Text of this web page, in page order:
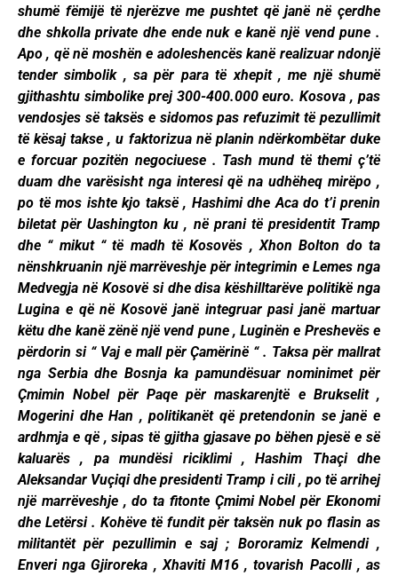
shumë fëmijë të njerëzve me pushtet që janë në çerdhe
dhe shkolla private dhe ende nuk e kanë një vend pune .
Apo , që në moshën e adoleshencës kanë realizuar ndonjë
tender simbolik , sa për para të xhepit , me një shumë
gjithashtu simbolike prej 300-400.000 euro. Kosova , pas
vendosjes së taksës e sidomos pas refuzimit të pezullimit
të kësaj takse , u faktorizua në planin ndërkombëtar duke
e forcuar pozitën negociuese . Tash mund të themi ç’të
duam dhe varësisht nga interesi që na udhëheq mirëpo ,
po të mos ishte kjo taksë , Hashimi dhe Aca do t’i prenin
biletat për Uashington ku , në prani të presidentit Tramp
dhe “ mikut “ të madh të Kosovës , Xhon Bolton do ta
nënshkruanin një marrëveshje për integrimin e Lemes nga
Medvegja në Kosovë si dhe disa këshilltarëve politikë nga
Lugina e që në Kosovë janë integruar pasi janë martuar
këtu dhe kanë zënë një vend pune , Luginën e Preshevës e
përdorin si “ Vaj e mall për Çamërinë “ . Taksa për mallrat
nga Serbia dhe Bosnja ka pamundësuar nominimet për
Çmimin Nobel për Paqe për maskarenjtë e Brukselit ,
Mogerini dhe Han , politikanët që pretendonin se janë e
ardhmja e që , sipas të gjitha gjasave po bëhen pjesë e së
kaluarës , pa mundësi riciklimi , Hashim Thaçi dhe
Aleksandar Vuçiqi dhe presidenti Tramp i cili , po të arrihej
një marrëveshje , do ta fitonte Çmimi Nobel për Ekonomi
dhe Letërsi . Kohëve të fundit për taksën nuk po flasin as
militantët për pezullimin e saj ; Bororamiz Kelmendi ,
Enveri nga Gjiroreka , Xhaviti M16 , tovarish Pacolli , as